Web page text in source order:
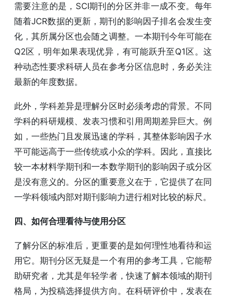
需要注意的是，SCI期刊的分区并非一成不变。每年
随着JCR数据的更新，期刊的影响因子排名会发生变
化，其所属分区也会随之调整。一本期刊今年可能在
Q2区，明年如果表现优异，有可能跃升至Q1区。这
种动态性要求科研人员在参考分区信息时，务必关注
最新的年度数据。
此外，学科差异是理解分区时必须考虑的背景。不同
学科的科研规模、发表习惯和引用周期差异巨大。例
如，一些热门且发展迅速的学科，其整体影响因子水
平可能远高于一些传统或小众的学科。因此，直接比
较一本材料学期刊和一本数学期刊的影响因子或分区
是没有意义的。分区的重要意义在于，它提供了在同
一学科领域内部对期刊影响力进行相对比较的标尺。
四、如何合理看待与使用分区
了解分区的标准后，更重要的是如何理性地看待和运
用它。期刊分区无疑是一个有用的参考工具，它能帮
助研究者，尤其是年轻学者，快速了解本领域的期刊
格局，为投稿选择提供方向。在科研评价中，发表在